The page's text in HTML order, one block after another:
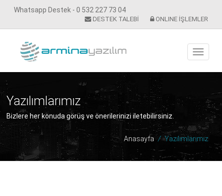
Whatsapp Destek - 0 532 227 73 04
DESTEK TALEBİ ONLINE İŞLEMLER
Yazılımlarımız
Bizlere her konuda görüş ve önerilerinizi iletebilirsiniz.
Anasayfa / Yazılımlarımız